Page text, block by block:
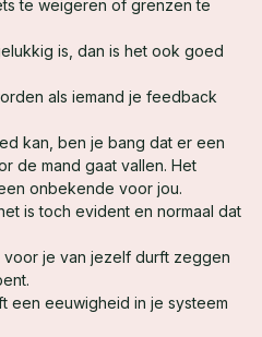
te weigeren of grenzen te
is, dan is het ook goed
als iemand je feedback
kan, ben je bang dat er een
de mand gaat vallen. Het
onbekende voor jou.
is toch evident en normaal dat
voor je van jezelf durft zeggen
een eeuwigheid in je systeem